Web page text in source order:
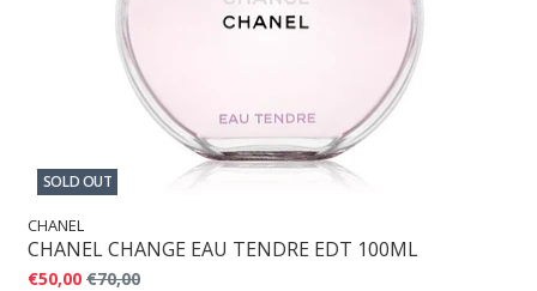
SOLD OUT
CHANEL
CHANEL CHANGE EAU TENDRE EDT 100ML
€50,00 €70,00